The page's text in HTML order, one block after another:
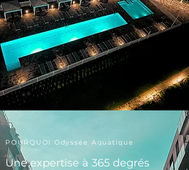
POURQUOI Odyssée Aquatique
Une expertise à 365 degrés